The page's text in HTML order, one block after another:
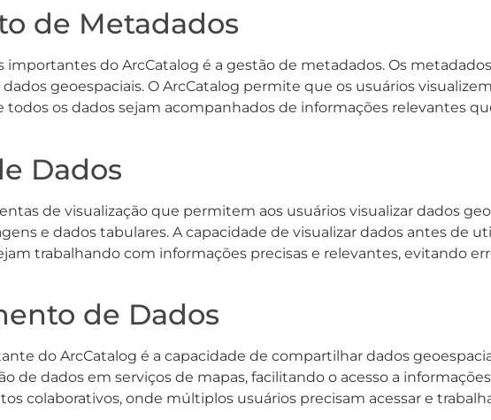
de Metadados
importantes do ArcCatalog é a gestão de metadados. Os
geoespaciais. O ArcCatalog permite que os usuários
todos os dados sejam acompanhados de informações relevantes
Dados
de visualização que permitem aos usuários visualizar dados
e dados tabulares. A capacidade de visualizar dados antes de
trabalhando com informações precisas e relevantes, evitando
de Dados
do ArcCatalog é a capacidade de compartilhar dados
de dados em serviços de mapas, facilitando o acesso a
colaborativos, onde múltiplos usuários precisam acessar e